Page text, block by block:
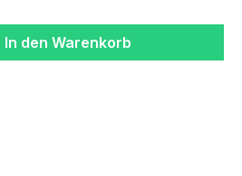
gewünschten Wert
In den Warenkorb